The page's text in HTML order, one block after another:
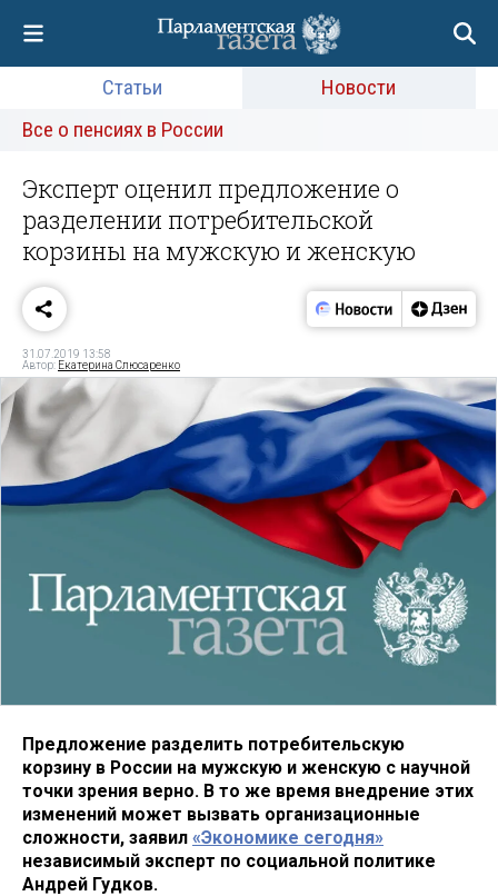
Статьи
Новости
Все о пенсиях в России
Эксперт оценил предложение о
разделении потребительской
корзины на мужскую и женскую
31.07.2019 13:58
Автор: Екатерина Слюсаренко
Предложение разделить потребительскую
корзину в России на мужскую и женскую с научной
точки зрения верно. В то же время внедрение этих
изменений может вызвать организационные
сложности, заявил «Экономике сегодня»
независимый эксперт по социальной политике
Андрей Гудков.